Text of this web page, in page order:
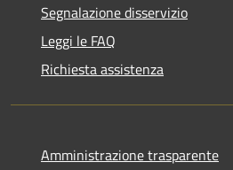
Segnalazione disservizio
Leggi le FAQ
Richiesta assistenza
Amministrazione trasparente